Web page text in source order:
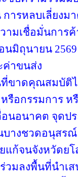
ารหลบเลี่ยงม
ามเชื่อมั่นการค้
นมิถุนายน
าขนส่ง
ขาดคุณสมบัติ
รือกรรมการ
อนอนาคต จุดป
บางชวดอนุสรณ์
แก้จนจังหวัดย
วมลงพื้นที่นำเ